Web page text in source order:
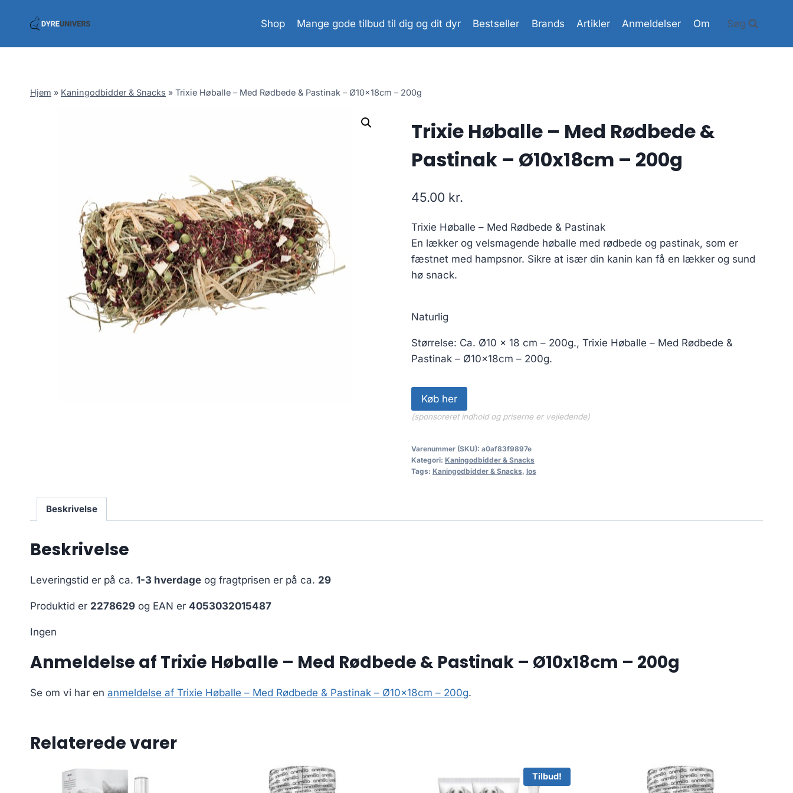
Shop Mange gode tilbud til dig og dit dyr Bestseller Brands Artikler Anmeldelser Om Søg
Hjem » Kaningodbidder & Snacks » Trixie Høballe – Med Rødbede & Pastinak – Ø10x18cm – 200g
Trixie Høballe – Med Rødbede &
Pastinak – Ø10x18cm – 200g
45.00 kr.
Trixie Høballe – Med Rødbede & Pastinak
En lækker og velsmagende høballe med rødbede og pastinak, som er
fæstnet med hampsnor. Sikre at især din kanin kan få en lækker og sund
hø snack.
Naturlig
Størrelse: Ca. Ø10 x 18 cm – 200g., Trixie Høballe – Med Rødbede &
Pastinak – Ø10x18cm – 200g.
Køb her
(sponsoreret indhold og priserne er vejledende)
Varenummer (SKU): a0af83f9897e
Kategori: Kaningodbidder & Snacks
Tags: Kaningodbidder & Snacks, los
Beskrivelse
Beskrivelse
Leveringstid er på ca. 1-3 hverdage og fragtprisen er på ca. 29
Produktid er 2278629 og EAN er 4053032015487
Ingen
Anmeldelse af Trixie Høballe – Med Rødbede & Pastinak – Ø10x18cm – 200g
Se om vi har en anmeldelse af Trixie Høballe – Med Rødbede & Pastinak – Ø10x18cm – 200g.
Relaterede varer
Tilbud!